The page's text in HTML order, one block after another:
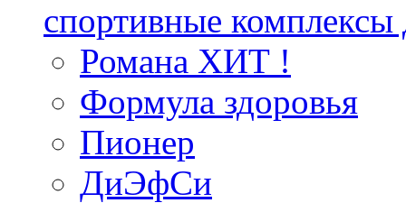
спортивные комплексы
Романа ХИТ !
Формула здоровья
Пионер
ДиЭфСи